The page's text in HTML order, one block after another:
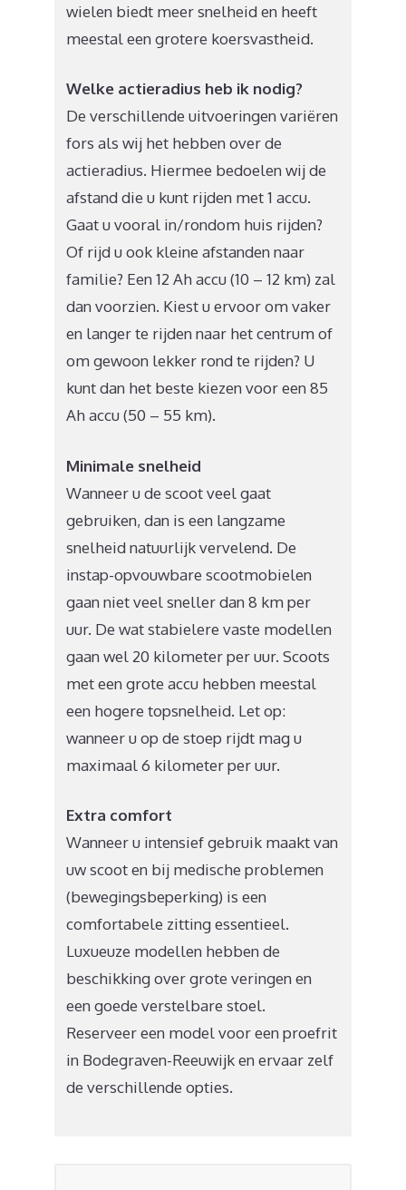
wielen biedt meer snelheid en heeft
meestal een grotere koersvastheid.
Welke actieradius heb ik nodig?
De verschillende uitvoeringen variëren
fors als wij het hebben over de
actieradius. Hiermee bedoelen wij de
afstand die u kunt rijden met 1 accu.
Gaat u vooral in/rondom huis rijden?
Of rijd u ook kleine afstanden naar
familie? Een 12 Ah accu (10 – 12 km) zal
dan voorzien. Kiest u ervoor om vaker
en langer te rijden naar het centrum of
om gewoon lekker rond te rijden? U
kunt dan het beste kiezen voor een 85
Ah accu (50 – 55 km).
Minimale snelheid
Wanneer u de scoot veel gaat
gebruiken, dan is een langzame
snelheid natuurlijk vervelend. De
instap-opvouwbare scootmobielen
gaan niet veel sneller dan 8 km per
uur. De wat stabielere vaste modellen
gaan wel 20 kilometer per uur. Scoots
met een grote accu hebben meestal
een hogere topsnelheid. Let op:
wanneer u op de stoep rijdt mag u
maximaal 6 kilometer per uur.
Extra comfort
Wanneer u intensief gebruik maakt van
uw scoot en bij medische problemen
(bewegingsbeperking) is een
comfortabele zitting essentieel.
Luxueuze modellen hebben de
beschikking over grote veringen en
een goede verstelbare stoel.
Reserveer een model voor een proefrit
in Bodegraven-Reeuwijk en ervaar zelf
de verschillende opties.